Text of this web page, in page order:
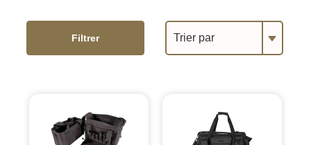
Trier par
Filtrer